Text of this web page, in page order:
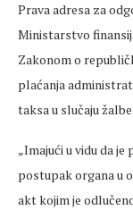
Prava adresa za
Ministarstvo
Zakonom o
plaćanja
taksa u slučaju žalbe.
„Imajući u vidu da
postupak organa u
akt kojim je